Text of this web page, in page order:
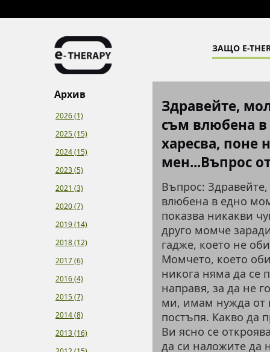
ЗАЩО E-
Архив
2026 (1)
2025 (15)
2024 (15)
2023 (5)
2021 (3)
2020 (7)
2019 (14)
2018 (12)
2017 (6)
2016 (4)
2015 (7)
2014 (8)
2013 (16)
Здравейте,
съм влюбена
харесва, поне
мен...Въпрос
Въпрос:
влюбена в едно
показва никакви
друго момче
гадже, което не
Момчето, което
никога няма да се
направя, за да не
ми, имам нужда от
постъпя. Какво да
Ви ясно се
да си наложите да